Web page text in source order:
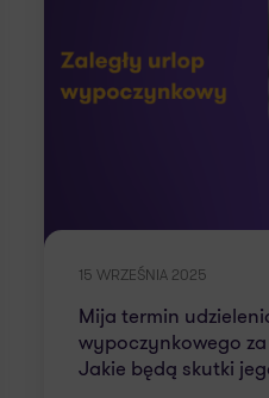
15 WRZEŚNIA 2025
Mija termin
wypoczynkowego
Jakie będą skutki